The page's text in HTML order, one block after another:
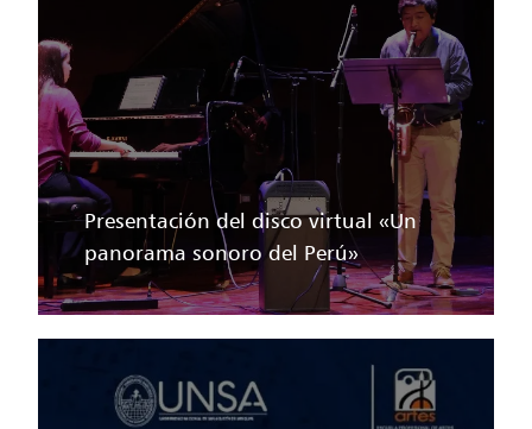
Presentación del disco virtual «Un
panorama sonoro del Perú»